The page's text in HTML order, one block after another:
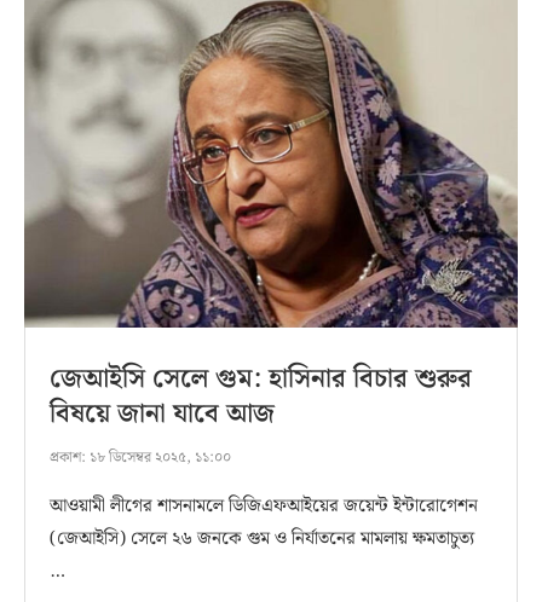
জেআইসি সেলে গুম: হাসিনার বিচার শুরুর
বিষয়ে জানা যাবে আজ
প্রকাশ: ১৮ ডিসেম্বর ২০২৫, ১১:০০
আওয়ামী লীগের শাসনামলে ডিজিএফআইয়ের জয়েন্ট ইন্টারোগেশন
(জেআইসি) সেলে ২৬ জনকে গুম ও নির্যাতনের মামলায় ক্ষমতাচুত্য
…